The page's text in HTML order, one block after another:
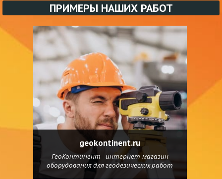
ПРИМЕРЫ НАШИХ РАБОТ
geokontinent.ru
ГеоКонтинент - интернет-магазин
оборудования для геодезических работ